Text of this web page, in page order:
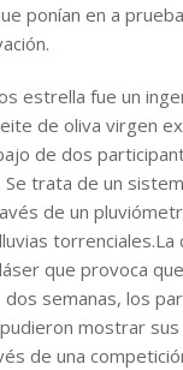
ponían en a
estrella fue un
de oliva virgen
de dos
trata de un
de un
torrenciales.La
que provoca
semanas, los
mostrar sus
de una